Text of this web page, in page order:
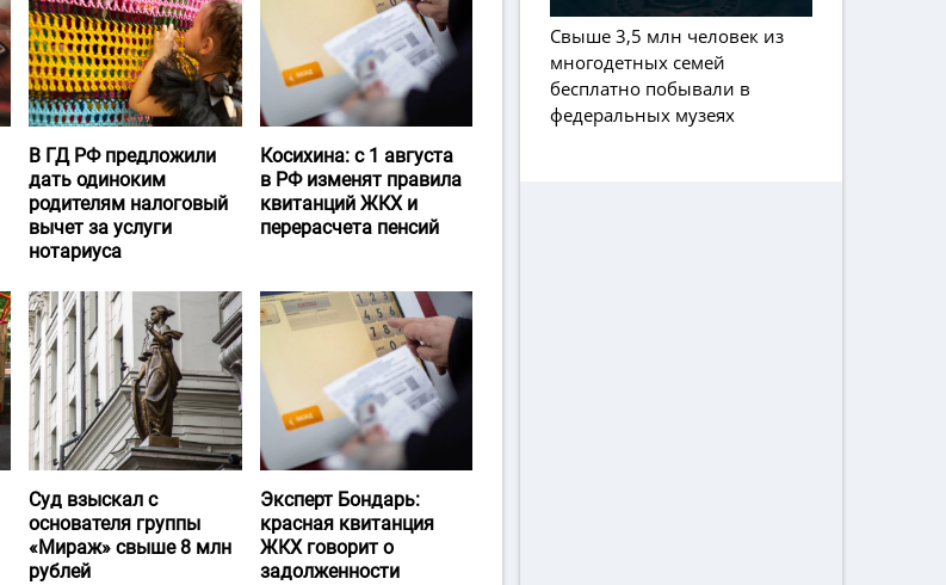
В ГД РФ предложили
дать одиноким
родителям налоговый
вычет за услуги
нотариуса
Косихина: с 1 августа
в РФ изменят правила
квитанций ЖКХ и
перерасчета пенсий
Суд взыскал с
основателя группы
«Мираж» свыше 8 млн
рублей
Эксперт Бондарь:
красная квитанция
ЖКХ говорит о
задолженности
Свыше 3,5 млн человек из
многодетных семей
бесплатно побывали в
федеральных музеях